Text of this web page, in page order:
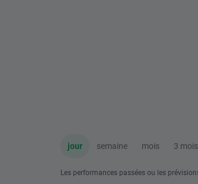
jour semaine mois 3 mois
Les performances passées ou les